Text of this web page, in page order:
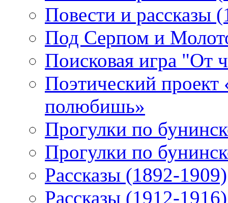
Повести и рассказы
Под Серпом и
Поисковая игра "От
Поэтический
полюбишь»
Прогулки по
Прогулки по
Рассказы (1892-1909)
Рассказы (1912-1916)